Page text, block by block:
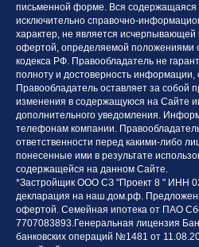
письменной форме. Вся
исключительно справочно-
характер, не является исчерпывающей
офертой, определяемой положениями
кодекса РФ. Правообладатель не
полноту и достоверность
Правообладатель оставляет за собой
изменения в содержащуюся на Сайте
дополнительного уведомления.
телефонам компании.
ответственности перед какими-либо
понесенные ими в результате
содержащейся на данном Сайте.
*Застройщик ООО СЗ "Проект 8 " ИНН
декларация на наш.дом.рф.
офертой. Семейная ипотека от ПАО
7707083893.Генеральная лицензия
банковских операций №1481 от